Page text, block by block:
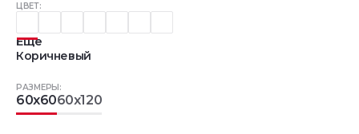
ЦВЕТ:
Еще
Коричневый
РАЗМЕРЫ:
60x6060x120